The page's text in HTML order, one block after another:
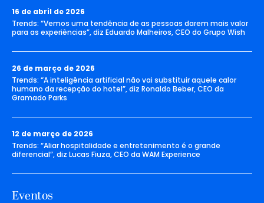
16 de abril de 2026
Trends: “Vemos uma tendência de as pessoas darem mais valor
para as experiências”, diz Eduardo Malheiros, CEO do Grupo Wish
26 de março de 2026
Trends: “A inteligência artificial não vai substituir aquele calor
humano da recepção do hotel”, diz Ronaldo Beber, CEO da
Gramado Parks
12 de março de 2026
Trends: “Aliar hospitalidade e entretenimento é o grande
diferencial”, diz Lucas Fiuza, CEO da WAM Experience
Eventos